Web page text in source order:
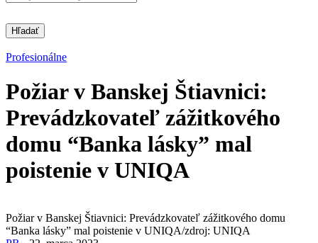
Hľadať
Profesionálne
Požiar v Banskej Štiavnici:
Prevádzkovateľ zážitkového
domu “Banka lásky” mal
poistenie v UNIQA
Požiar v Banskej Štiavnici: Prevádzkovateľ zážitkového domu
“Banka lásky” mal poistenie v UNIQA/zdroj: UNIQA